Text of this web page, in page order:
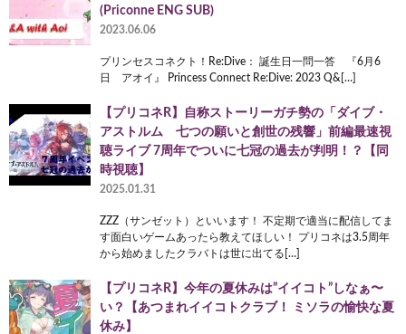
(Priconne ENG SUB)
2023.06.06
プリンセスコネクト！Re:Dive： 誕生日一問一答 『6月6
日 アオイ』 Princess Connect Re:Dive: 2023 Q&[…]
【プリコネR】自称ストーリーガチ勢の「ダイブ・
アストルム 七つの願いと創世の残響」前編最速視
聴ライブ 7周年でついに七冠の過去が判明！？【同
時視聴】
2025.01.31
ZZZ（サンゼット）といいます！ 不定期で適当に配信してま
す面白いゲームあったら教えてほしい！ プリコネは3.5周年
から始めましたクラバトは世に出てる[…]
【プリコネR】今年の夏休みは”イイコト”しなぁ〜
い？【あつまれイイコトクラブ！ ミソラの愉快な夏
休み】